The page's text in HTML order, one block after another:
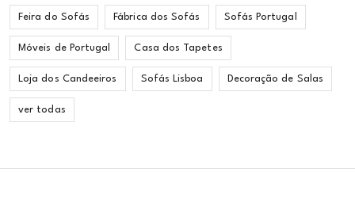
Feira do Sofás Fábrica dos Sofás Sofás Portugal
Móveis de Portugal Casa dos Tapetes
Loja dos Candeeiros Sofás Lisboa Decoração de Salas
ver todas